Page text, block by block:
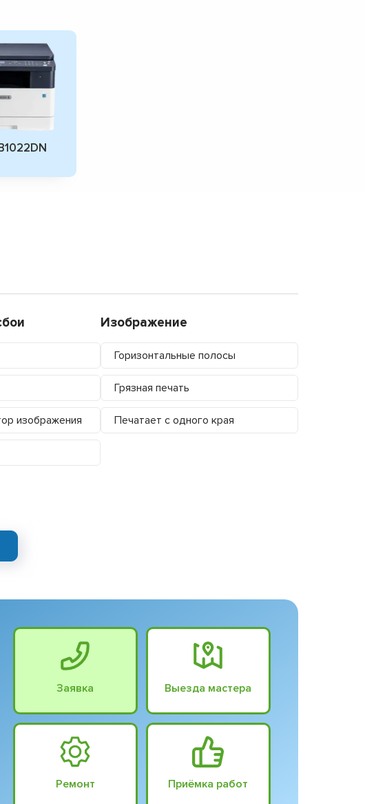
изображения
Изображение
Горизонтальные полосы
Грязная печать
Печатает с одного края
Заявка Выезда мастера
Ремонт Приёмка работ